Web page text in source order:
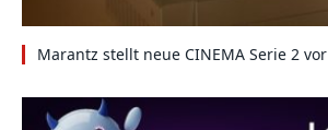
Marantz stellt neue CINEMA Serie 2 vor